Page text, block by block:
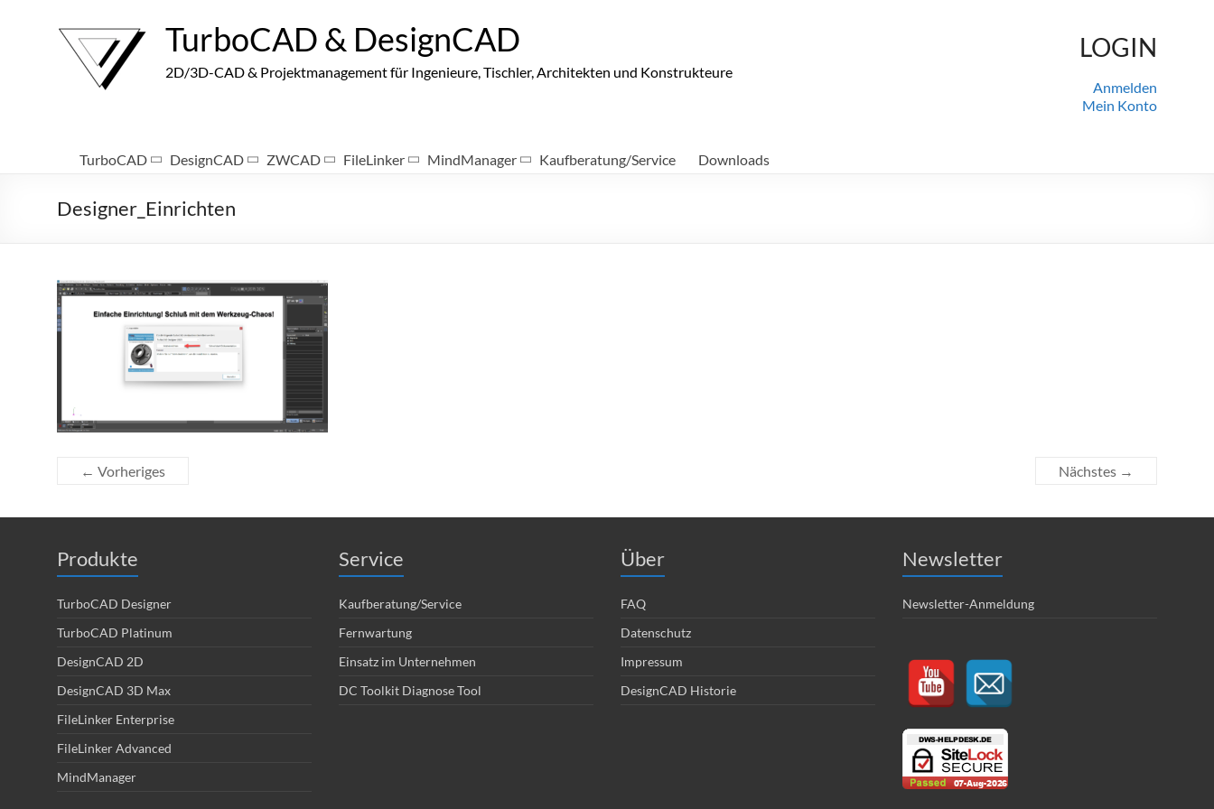
TurboCAD & DesignCAD
2D/3D-CAD & Projektmanagement für Ingenieure, Tischler, Architekten und Konstrukteure
LOGIN
Anmelden
Mein Konto
TurboCAD DesignCAD ZWCAD FileLinker MindManager Kaufberatung/Service Downloads
Designer_Einrichten
← Vorheriges Nächstes →
Produkte
TurboCAD Designer
TurboCAD Platinum
DesignCAD 2D
DesignCAD 3D Max
FileLinker Enterprise
FileLinker Advanced
MindManager
Service
Kaufberatung/Service
Fernwartung
Einsatz im Unternehmen
DC Toolkit Diagnose Tool
Über
FAQ
Datenschutz
Impressum
DesignCAD Historie
Newsletter
Newsletter-Anmeldung